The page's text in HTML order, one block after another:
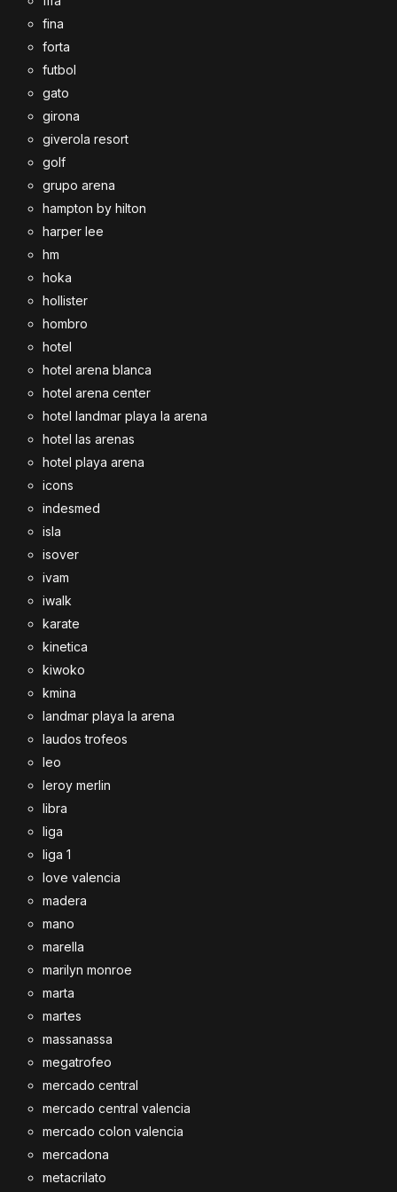
fina
forta
futbol
gato
girona
giverola resort
golf
grupo arena
hampton by hilton
harper lee
hm
hoka
hollister
hombro
hotel
hotel arena blanca
hotel arena center
hotel landmar playa la arena
hotel las arenas
hotel playa arena
icons
indesmed
isla
isover
ivam
iwalk
karate
kinetica
kiwoko
kmina
landmar playa la arena
laudos trofeos
leo
leroy merlin
libra
liga
liga 1
love valencia
madera
mano
marella
marilyn monroe
marta
martes
massanassa
megatrofeo
mercado central
mercado central valencia
mercado colon valencia
mercadona
metacrilato